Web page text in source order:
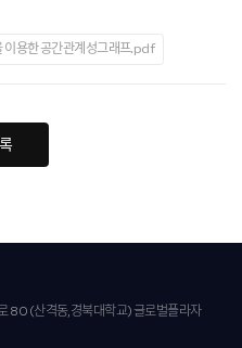
이용한 공간관계성그래프.pdf
80 (산격동,경북대학교) 글로벌플라자